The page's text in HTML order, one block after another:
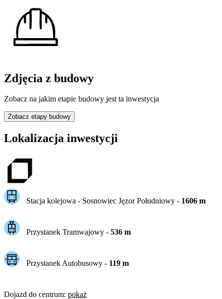
Zdjęcia z budowy
Zobacz na jakim etapie budowy jest ta inwestycja
Zobacz etapy budowy
Lokalizacja inwestycji
Stacja kolejowa - Sosnowiec Jęzor Południowy- 1606m
Przystanek Tramwajowy - 536m
Przystanek Autobusowy - 119m
Dojazd do centrum: pokaż